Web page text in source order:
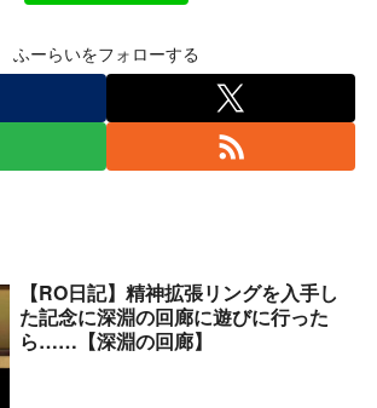
ふーらいをフォローする
【RO日記】精神拡張リングを入手し
た記念に深淵の回廊に遊びに行った
ら……【深淵の回廊】